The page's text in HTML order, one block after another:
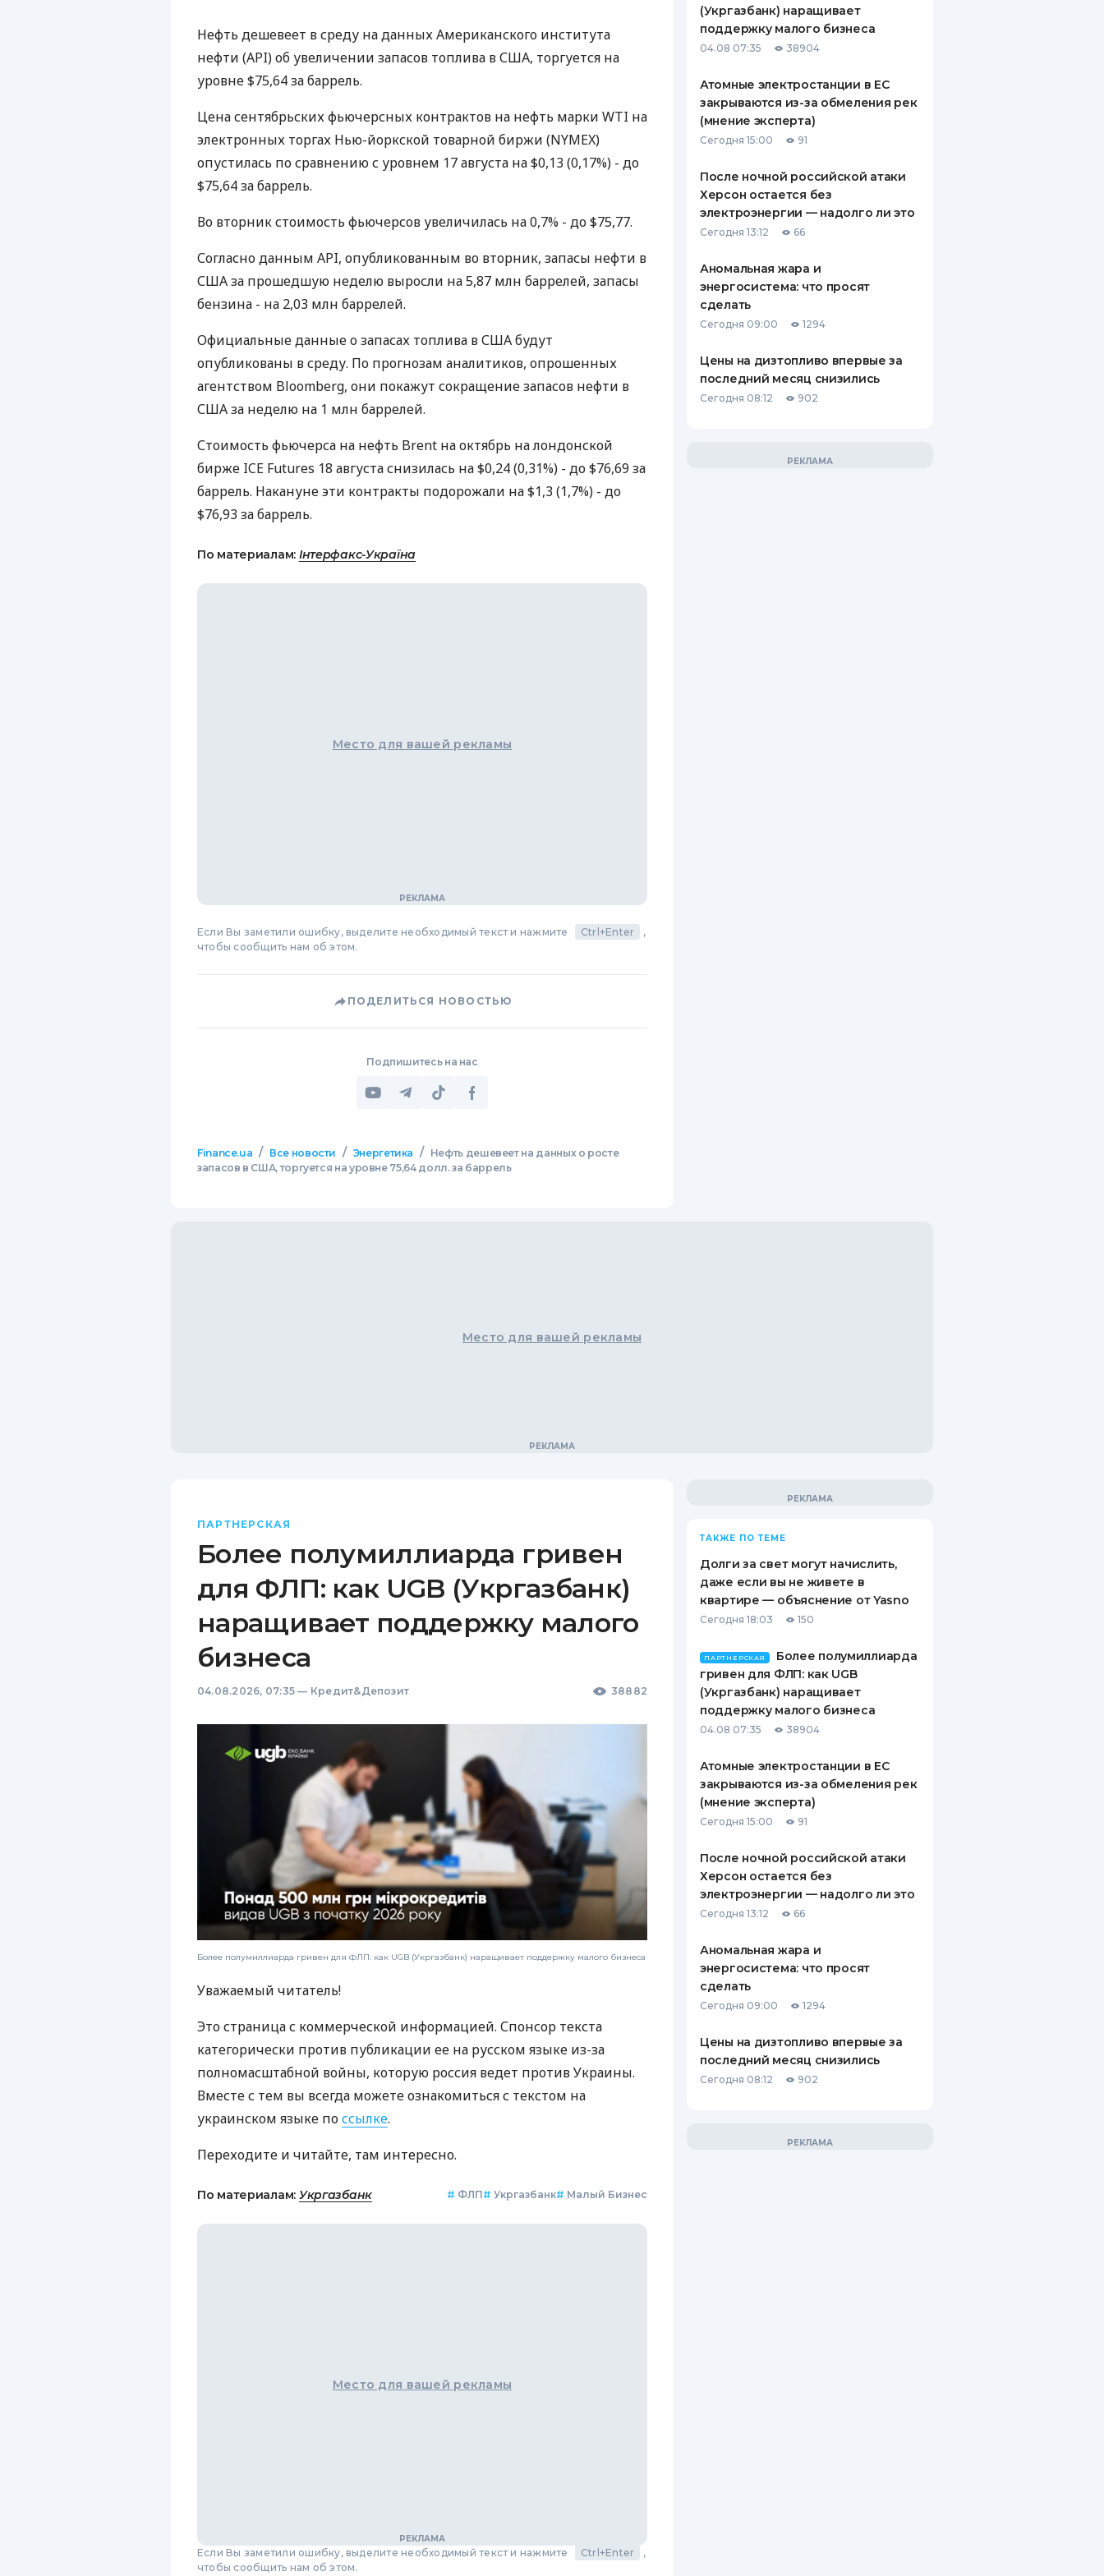
КЕШБЭКА
ПУТЕВОДИТЕЛИ ПО
СТРАХОВЫЕ КОМПАНИИ
ОТЗЫВЫ О СТРАХОВЫХ
ДОСТАВКА И ОПЛАТА
КОНТАКТЫ
Нефть дешевеет в среду на данных Американского института
нефти (API) об увеличении запасов топлива в США, торгуется на
уровне $75,64 за баррель.
Цена сентябрьских фьючерсных контрактов на нефть марки WTI на
электронных торгах Нью-йоркской товарной биржи (NYMEX)
опустилась по сравнению с уровнем 17 августа на $0,13 (0,17%) - до
$75,64 за баррель.
Во вторник стоимость фьючерсов увеличилась на 0,7% - до $75,77.
Согласно данным API, опубликованным во вторник, запасы нефти в
США за прошедшую неделю выросли на 5,87 млн баррелей, запасы
бензина - на 2,03 млн баррелей.
Официальные данные о запасах топлива в США будут
опубликованы в среду. По прогнозам аналитиков, опрошенных
агентством Bloomberg, они покажут сокращение запасов нефти в
США за неделю на 1 млн баррелей.
Стоимость фьючерса на нефть Brent на октябрь на лондонской
бирже ICE Futures 18 августа снизилась на $0,24 (0,31%) - до $76,69 за
баррель. Накануне эти контракты подорожали на $1,3 (1,7%) - до
$76,93 за баррель.
По материалам: Інтерфакс-Україна
Место для вашей рекламы
Если Вы заметили ошибку, выделите необходимый текст и нажмите Ctrl+Enter
,
чтобы сообщить нам об этом.
ПОДЕЛИТЬСЯ НОВОСТЬЮ
Подпишитесь на нас
Finance.ua / Все новости / Энергетика /
Нефть дешевеет на данных о росте
запасов в США, торгуется на уровне 75,64 долл. за баррель
(Укргазбанк) наращивает
поддержку малого бизнеса
04.08 07:35 38904
Атомные электростанции в ЕС
закрываются из-за обмеления рек
(мнение эксперта)
Сегодня 15:00 91
После ночной российской атаки
Херсон остается без
электроэнергии — надолго ли это
Сегодня 13:12 66
Аномальная жара и
энергосистема: что просят
сделать
Сегодня 09:00 1294
Цены на дизтопливо впервые за
последний месяц снизились
Сегодня 08:12 902
Место для вашей рекламы
ПАРТНЕРСКАЯ
Более полумиллиарда гривен
для ФЛП: как UGB (Укргазбанк)
наращивает поддержку малого
бизнеса
04.08.2026, 07:35 — Кредит&Депозит 38882
Более полумиллиарда гривен для ФЛП: как UGB (Укргазбанк) наращивает поддержку малого бизнеса
Уважаемый читатель!
Это страница с коммерческой информацией. Спонсор текста
категорически против публикации ее на русском языке из-за
полномасштабной войны, которую россия ведет против Украины.
Вместе с тем вы всегда можете ознакомиться с текстом на
украинском языке поссылке.
Переходите и читайте, там интересно.
По материалам: Укргазбанк # ФЛП# Укргазбанк# Малый Бизнес
Место для вашей рекламы
Если Вы заметили ошибку, выделите необходимый текст и нажмите Ctrl+Enter
,
чтобы сообщить нам об этом.
ТАКЖЕ ПО ТЕМЕ
Долги за свет могут начислить,
даже если вы не живете в
квартире — объяснение от Yasno
Сегодня 18:03 150
ПАРТНЕРСКАЯ
Более полумиллиарда
гривен для ФЛП: как UGB
(Укргазбанк) наращивает
поддержку малого бизнеса
04.08 07:35 38904
Атомные электростанции в ЕС
закрываются из-за обмеления рек
(мнение эксперта)
Сегодня 15:00 91
После ночной российской атаки
Херсон остается без
электроэнергии — надолго ли это
Сегодня 13:12 66
Аномальная жара и
энергосистема: что просят
сделать
Сегодня 09:00 1294
Цены на дизтопливо впервые за
последний месяц снизились
Сегодня 08:12 902